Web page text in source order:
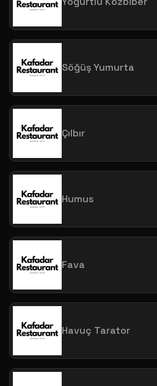
Söğüş Yumurta
Çılbır
Humus
Fava
Havuç Tarator